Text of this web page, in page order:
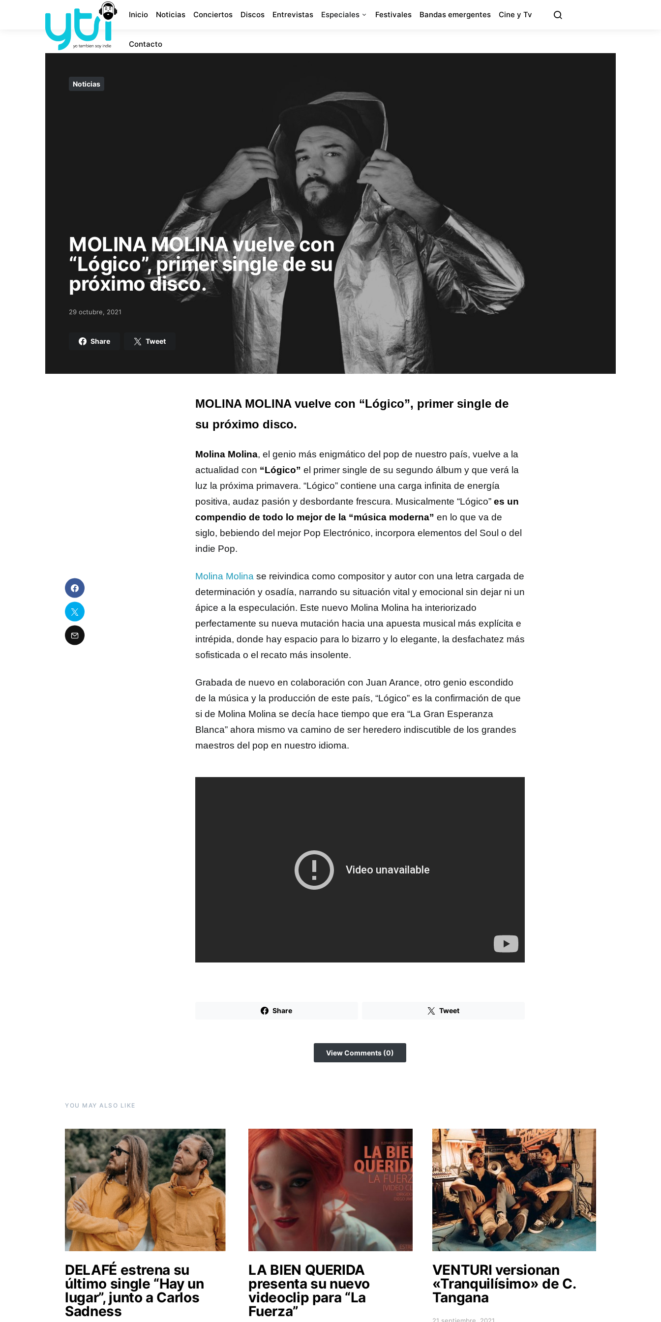
Inicio Noticias Conciertos Discos Entrevistas Especiales Festivales Bandas emergentes Cine y Tv
Contacto
Noticias
MOLINA MOLINA vuelve con
“Lógico”, primer single de su
próximo disco.
Posted on
29 octubre, 2021
Share Tweet
MOLINA MOLINA vuelve con “Lógico”, primer single de
su próximo disco.
Molina Molina, el genio más enigmático del pop de nuestro país, vuelve a la
actualidad con “Lógico” el primer single de su segundo álbum y que verá la
luz la próxima primavera. “Lógico” contiene una carga infinita de energía
positiva, audaz pasión y desbordante frescura. Musicalmente “Lógico” es un
compendio de todo lo mejor de la “música moderna” en lo que va de
siglo, bebiendo del mejor Pop Electrónico, incorpora elementos del Soul o del
indie Pop.
Molina Molina se reivindica como compositor y autor con una letra cargada de
determinación y osadía, narrando su situación vital y emocional sin dejar ni un
ápice a la especulación. Este nuevo Molina Molina ha interiorizado
perfectamente su nueva mutación hacia una apuesta musical más explícita e
intrépida, donde hay espacio para lo bizarro y lo elegante, la desfachatez más
sofisticada o el recato más insolente.
Grabada de nuevo en colaboración con Juan Arance, otro genio escondido
de la música y la producción de este país, “Lógico” es la confirmación de que
si de Molina Molina se decía hace tiempo que era “La Gran Esperanza
Blanca” ahora mismo va camino de ser heredero indiscutible de los grandes
maestros del pop en nuestro idioma.
Share Tweet
View Comments (0)
YOU MAY ALSO LIKE
DELAFÉ estrena su
último single “Hay un
lugar”, junto a Carlos
Sadness
LA BIEN QUERIDA
presenta su nuevo
videoclip para “La
Fuerza”
VENTURI versionan
«Tranquilísimo» de C.
Tangana